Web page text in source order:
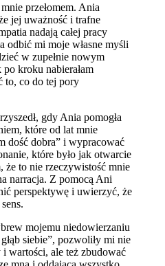
przełomem. Ania
jej uważność i trafne
nadają całej pracy
odbić mi moje własne myśli
w zupełnie nowym
kroku nabierałam
to, co do tej pory
gdy Ania pomogła
które od lat mnie
dość dobra” i wypracować
które było jak otwarcie
że to nie rzeczywistość mnie
narracja. Z pomocą Ani
perspektywę i uwierzyć, że
mojemu niedowierzaniu
siebie”, pozwoliły mi nie
wartości, ale też zbudować